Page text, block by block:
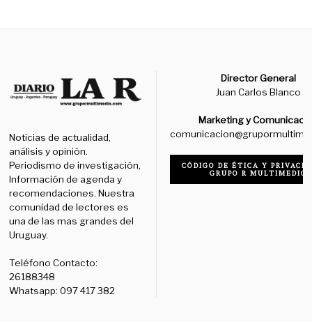
Noticias de actualidad,
análisis y opinión.
Periodismo de investigación,
Información de agenda y
recomendaciones. Nuestra
comunidad de lectores es
una de las mas grandes del
Uruguay.
Teléfono Contacto:
26188348
Whatsapp: 097 417 382
Director General
Juan Carlos Blanco
Marketing y
CÓDIGO DE ÉTICA Y
GRUPO R MULTIMEDIO